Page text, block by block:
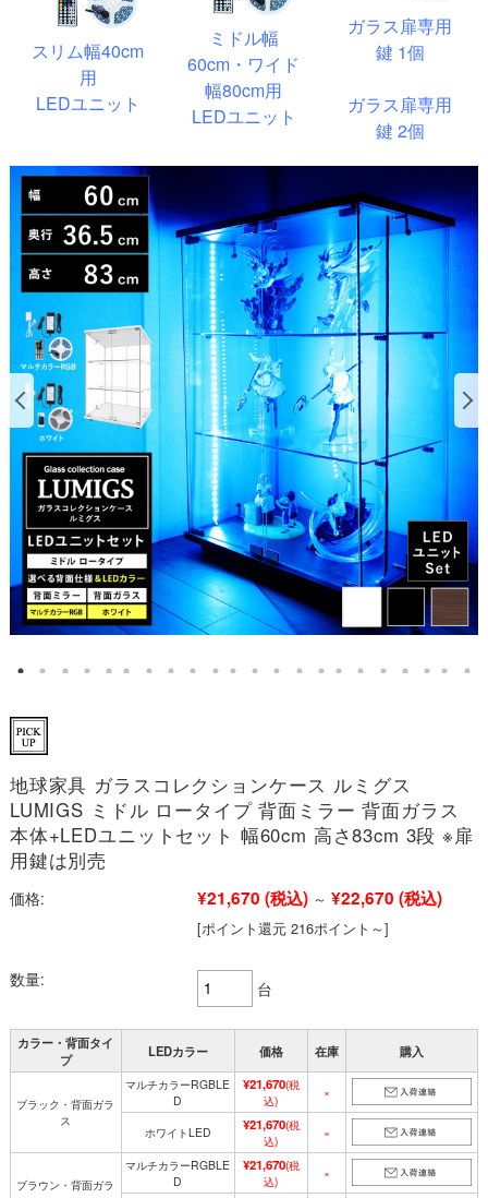
スリム幅40cm
用
LEDユニット
ミドル幅
60cm・ワイド
幅80cm用
LEDユニット
ガラス扉専用
鍵 1個
ガラス扉専用
鍵 2個
地球家具 ガラスコレクションケース ルミグス
LUMIGS ミドル ロータイプ 背面ミラー 背面ガラス
本体+LEDユニットセット 幅60cm 高さ83cm 3段 ※扉
用鍵は別売
価格: ¥21,670 (税込) ～ ¥22,670 (税込)
[ポイント還元 216ポイント～]
数量: 台
カラー・背面タイ
プ
LEDカラー 価格 在庫 購入
ブラック・背面ガラ
ス
マルチカラーRGBLE
D
¥21,670(税
込)
×
ホワイトLED ¥21,670(税
込)
×
ブラウン・背面ガラ
マルチカラーRGBLE
D
¥21,670(税
込)
×